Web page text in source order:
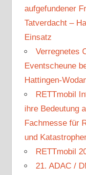
aufgefundener
Tatverdacht –
Einsatz
Verregnetes
Eventscheune
Hattingen-
RETTmobil
ihre Bedeutung
Fachmesse für
und
RETTmobil
21. ADAC /